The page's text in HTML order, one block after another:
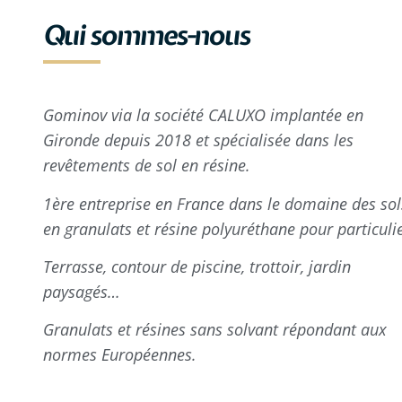
Qui sommes-nous
Gominovvia la société CALUXO implantée en
Gironde depuis 2018 et spécialisée dans les
revêtements de sol en résine.
1ère entreprise en France dans le domaine des
en granulats et résine polyuréthane pour
Terrasse, contour de piscine, trottoir, jardin
paysagés…
Granulats et résines sans solvant répondant aux
normes Européennes.